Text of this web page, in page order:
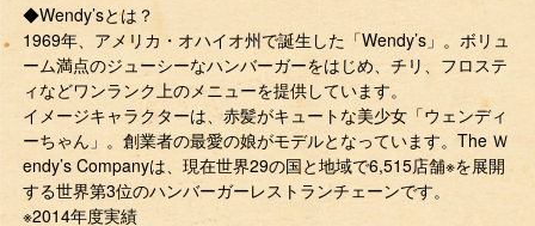
◆Wendy’sとは？
1969年、アメリカ・オハイオ州で誕生した「Wendy’s」。ボリュ
ーム満点のジューシーなハンバーガーをはじめ、チリ、フロステ
ィなどワンランク上のメニューを提供しています。
イメージキャラクターは、赤髪がキュートな美少女「ウェンディ
ーちゃん」。創業者の最愛の娘がモデルとなっています。The Ｗ
endy’s Companyは、現在世界29の国と地域で6,515店舗※を展開
する世界第3位のハンバーガーレストランチェーンです。
※2014年度実績